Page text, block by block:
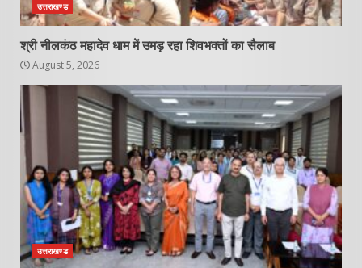
उत्तराखण्ड
श्री नीलकंठ महादेव धाम में उमड़ रहा शिवभक्तों का सैलाब
August 5, 2026
उत्तराखण्ड